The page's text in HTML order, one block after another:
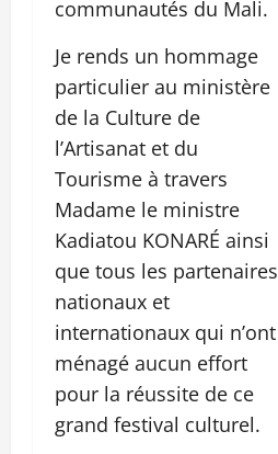
communautés du Mali.
Je rends un hommage
particulier au ministère
de la Culture de
l’Artisanat et du
Tourisme à travers
Madame le ministre
Kadiatou KONARÉ ainsi
que tous les partenaires
nationaux et
internationaux qui n’ont
ménagé aucun effort
pour la réussite de ce
grand festival culturel.